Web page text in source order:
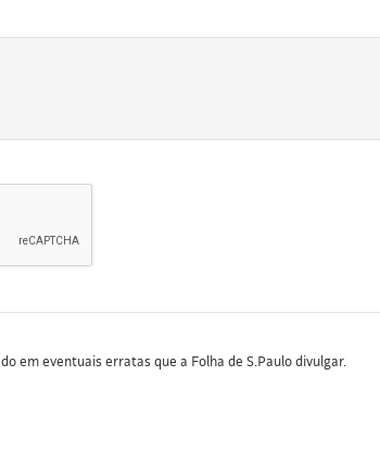
em eventuais erratas que a Folha de S.Paulo divulgar.